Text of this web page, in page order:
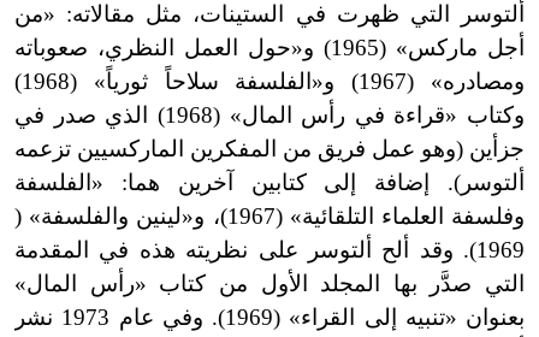
ألتوسر التي ظهرت في الستينات، مثل مقالاته: «من
أجل ماركس» (1965) و
«حول العمل النظري، صعوباته
ومصادره» (1967) و
«
الفلسفة سلاحاً ثورياً» (1968)
وكتاب «قراءة في رأس المال» (1968) الذي صدر في
جزأين (وهو عمل فريق من المفكرين الماركسيين تزعمه
ألتوسر). إضافة إلى كتابين آخرين هما: «الفلسفة
وفلسفة العلماء التلقائية» (1967)، و
«لينين والفلسفة» (
1969). وقد ألح ألتوسر على نظريته هذه في المقدمة
التي صدَّر بها المجلد الأول من كتاب «رأس المال»
بعنوان «تنبيه إلى القراء» (1969). وفي عام 1973 نشر